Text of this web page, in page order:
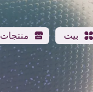
بيت منتجات